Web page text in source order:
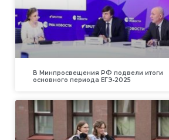
В Минпросвещения РФ подвели итоги
основного периода ЕГЭ‑2025